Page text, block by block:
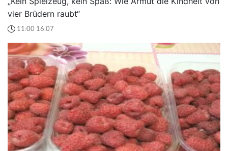
vier Brüdern raubt“
11:00 16.07